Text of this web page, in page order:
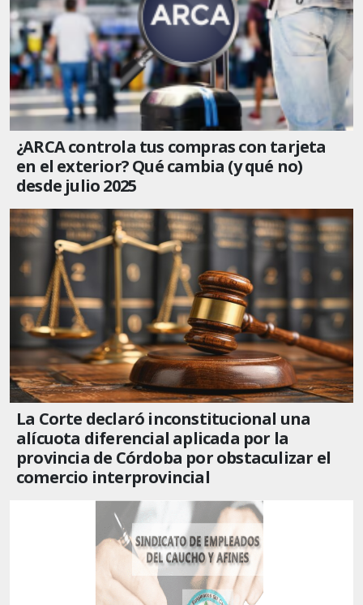
¿ARCA controla tus compras con tarjeta
en el exterior? Qué cambia (y qué no)
desde julio 2025
La Corte declaró inconstitucional una
alícuota diferencial aplicada por la
provincia de Córdoba por obstaculizar el
comercio interprovincial